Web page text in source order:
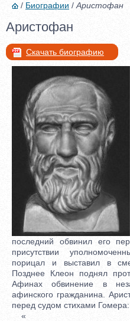
/ Биографии / Аристофан
Аристофан
Скачать биографию
последний обвинил его
присутствии
порицал и выставил в
Позднее Клеон поднял
Афинах обвинение в
афинского гражданина.
перед судом стихами Гомера:
«